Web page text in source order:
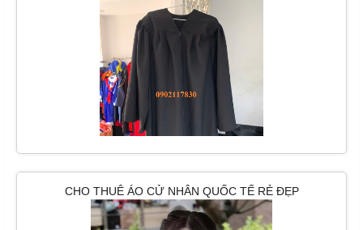
CHO THUÊ ÁO CỬ NHÂN QUỐC TẾ RẺ ĐẸP